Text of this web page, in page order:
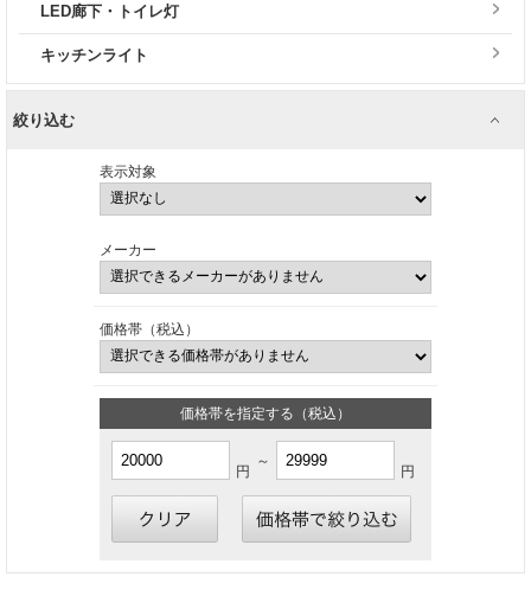
LED廊下・トイレ灯
キッチンライト
絞り込む
表示対象
メーカー
価格帯（税込）
価格帯を指定する（税込）
円
～
円